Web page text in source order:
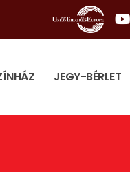
JEGY-BÉRLET